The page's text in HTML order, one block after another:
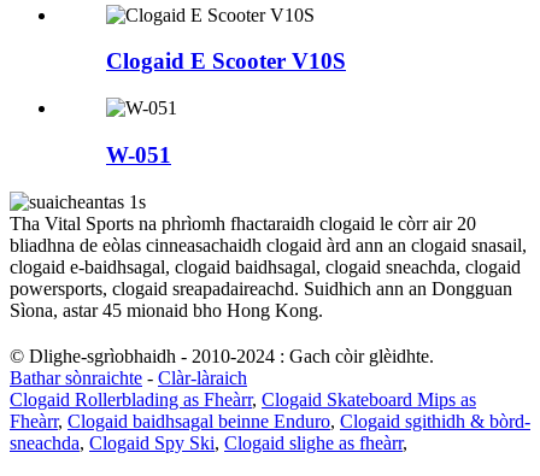
Clogaid E Scooter V10S
W-051
Tha Vital Sports na phrìomh fhactaraidh clogaid le còrr air 20
bliadhna de eòlas cinneasachaidh clogaid àrd ann an clogaid snasail,
clogaid e-baidhsagal, clogaid baidhsagal, clogaid sneachda, clogaid
powersports, clogaid sreapadaireachd. Suidhich ann an Dongguan
Sìona, astar 45 mionaid bho Hong Kong.
© Dlighe-sgrìobhaidh - 2010-2024 : Gach còir glèidhte.
Bathar sònraichte - Clàr-làraich
Clogaid Rollerblading as Fheàrr, Clogaid Skateboard Mips as
Fheàrr, Clogaid baidhsagal beinne Enduro, Clogaid sgithidh & bòrd-
sneachda, Clogaid Spy Ski, Clogaid slighe as fheàrr,